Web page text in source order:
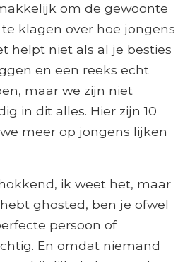
om de gewoonte
klagen over hoe jongens
helpt niet als al je besties
en een reeks echt
maar we zijn niet
in dit alles. Hier zijn 10
meer op jongens lijken
ik weet het, maar
ghosted, ben je ofwel
persoon of
En omdat niemand